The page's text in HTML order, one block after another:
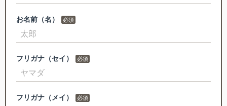
お名前（名）
フリガナ（セイ）
フリガナ（メイ）